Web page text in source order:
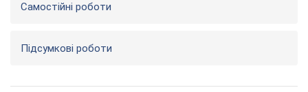
Самостійні роботи
Підсумкові роботи